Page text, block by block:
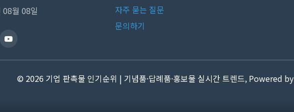
월 08일
자주 묻는 질문
문의하기
© 2026 기업 판촉물 인기순위 | 기념품·답례품·홍보물 실시간 트렌드, Powered by